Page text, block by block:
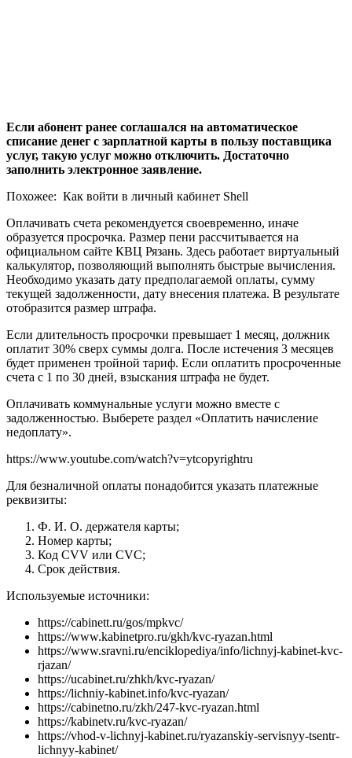
Если абонент ранее соглашался на автоматическое
списание денег с зарплатной карты в пользу поставщика
услуг, такую услуг можно отключить. Достаточно
заполнить электронное заявление.
Похожее: Как войти в личный кабинет Shell
Оплачивать счета рекомендуется своевременно, иначе
образуется просрочка. Размер пени рассчитывается на
официальном сайте КВЦ Рязань. Здесь работает виртуальный
калькулятор, позволяющий выполнять быстрые вычисления.
Необходимо указать дату предполагаемой оплаты, сумму
текущей задолженности, дату внесения платежа. В результате
отобразится размер штрафа.
Если длительность просрочки превышает 1 месяц, должник
оплатит 30% сверх суммы долга. После истечения 3 месяцев
будет применен тройной тариф. Если оплатить просроченные
счета с 1 по 30 дней, взыскания штрафа не будет.
Оплачивать коммунальные услуги можно вместе с
задолженностью. Выберете раздел «Оплатить начисление
недоплату».
https://www.youtube.com/watch?v=ytcopyrightru
Для безналичной оплаты понадобится указать платежные
реквизиты:
Ф. И. О. держателя карты;
Номер карты;
Код CVV или CVC;
Срок действия.
Используемые источники:
https://cabinett.ru/gos/mpkvc/
https://www.kabinetpro.ru/gkh/kvc-ryazan.html
https://www.sravni.ru/enciklopediya/info/lichnyj-kabinet-kvc-
rjazan/
https://ucabinet.ru/zhkh/kvc-ryazan/
https://lichniy-kabinet.info/kvc-ryazan/
https://cabinetno.ru/zkh/247-kvc-ryazan.html
https://kabinetv.ru/kvc-ryazan/
https://vhod-v-lichnyj-kabinet.ru/ryazanskiy-servisnyy-tsentr-
lichnyy-kabinet/